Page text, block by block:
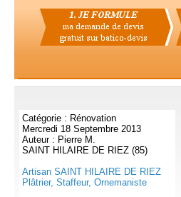
Catégorie : Rénovation
Mercredi 18 Septembre 2013
Auteur : Pierre M.
SAINT HILAIRE DE RIEZ (85)
Artisan SAINT HILAIRE DE RIEZ
Plâtrier, Staffeur, Ornemaniste